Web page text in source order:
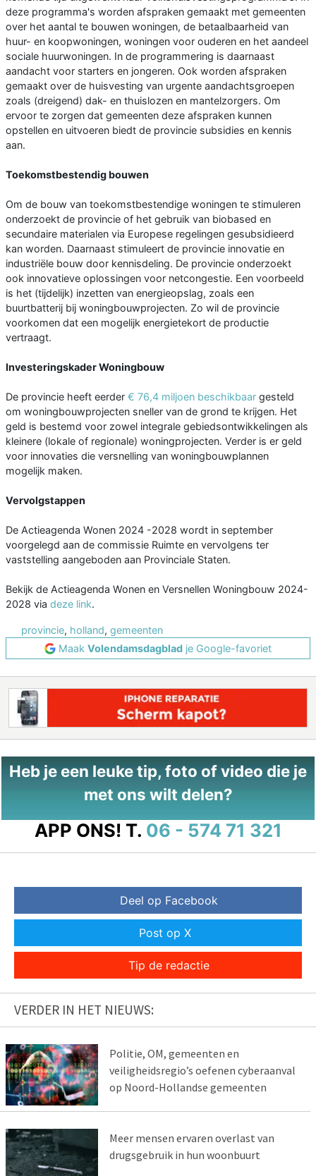
deze programma's worden afspraken gemaakt met gemeenten
over het aantal te bouwen woningen, de betaalbaarheid van
huur- en koopwoningen, woningen voor ouderen en het aandeel
sociale huurwoningen. In de programmering is daarnaast
aandacht voor starters en jongeren. Ook worden afspraken
gemaakt over de huisvesting van urgente aandachtsgroepen
zoals (dreigend) dak- en thuislozen en mantelzorgers. Om
ervoor te zorgen dat gemeenten deze afspraken kunnen
opstellen en uitvoeren biedt de provincie subsidies en kennis
aan.
Toekomstbestendig bouwen
Om de bouw van toekomstbestendige woningen te stimuleren
onderzoekt de provincie of het gebruik van biobased en
secundaire materialen via Europese regelingen gesubsidieerd
kan worden. Daarnaast stimuleert de provincie innovatie en
industriële bouw door kennisdeling. De provincie onderzoekt
ook innovatieve oplossingen voor netcongestie. Een voorbeeld
is het (tijdelijk) inzetten van energieopslag, zoals een
buurtbatterij bij woningbouwprojecten. Zo wil de provincie
voorkomen dat een mogelijk energietekort de productie
vertraagt.
Investeringskader Woningbouw
De provincie heeft eerder € 76,4 miljoen beschikbaar gesteld
om woningbouwprojecten sneller van de grond te krijgen. Het
geld is bestemd voor zowel integrale gebiedsontwikkelingen als
kleinere (lokale of regionale) woningprojecten. Verder is er geld
voor innovaties die versnelling van woningbouwplannen
mogelijk maken.
Vervolgstappen
De Actieagenda Wonen 2024 -2028 wordt in september
voorgelegd aan de commissie Ruimte en vervolgens ter
vaststelling aangeboden aan Provinciale Staten.
Bekijk de Actieagenda Wonen en Versnellen Woningbouw 2024-
2028 via deze link.
provincie, holland, gemeenten
Maak Volendamsdagblad je Google-favoriet
Heb je een leuke tip, foto of video die je
met ons wilt delen?
APP ONS! T. 06 - 574 71 321
Deel op Facebook
Post op X
Tip de redactie
VERDER IN HET NIEUWS:
Politie, OM, gemeenten en
veiligheidsregio’s oefenen cyberaanval
op Noord-Hollandse gemeenten
Meer mensen ervaren overlast van
drugsgebruik in hun woonbuurt